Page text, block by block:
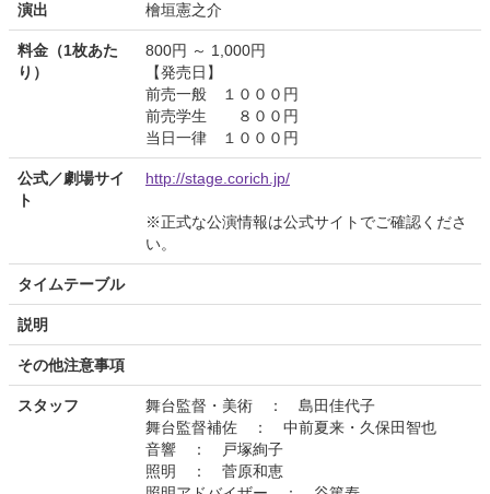
演出 檜垣憲之介
料金（1枚あた
り）
800円 ～ 1,000円
【発売日】
前売一般 １０００円
前売学生 ８００円
当日一律 １０００円
公式／劇場サイ
ト
http://stage.corich.jp/
※正式な公演情報は公式サイトでご確認くださ
い。
タイムテーブル
説明
その他注意事項
スタッフ
舞台監督・美術 ： 島田佳代子
舞台監督補佐 ： 中前夏来・久保田智也
音響 ： 戸塚絢子
照明 ： 菅原和恵